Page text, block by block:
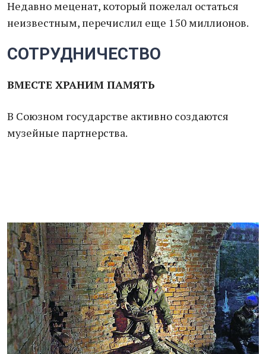
Недавно меценат, который пожелал остаться
неизвестным, перечислил еще 150 миллионов.
СОТРУДНИЧЕСТВО
ВМЕСТЕ ХРАНИМ ПАМЯТЬ
В Союзном государстве активно создаются
музейные партнерства.